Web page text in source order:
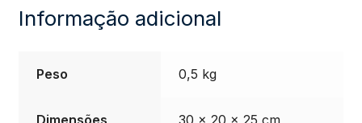
quantidade
Informação adicional
Peso 0,5 kg
Dimensões 30 × 20 × 25 cm